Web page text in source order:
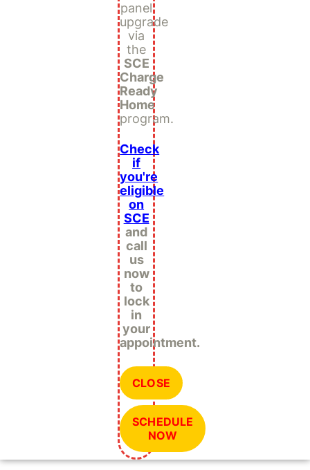
panel
upgrade
via
the
SCE
Charge
Ready
Home
program.
Check
if
you're
eligible
on
SCE
and
call
us
now
to
lock
in
your
appointment.
CLOSE
SCHEDULE
NOW